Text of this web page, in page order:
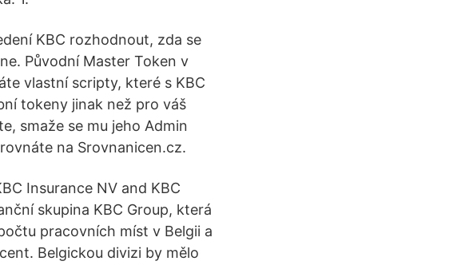
KBC rozhodnout, zda se
Původní Master Token v
vlastní scripty, které s KBC
tokeny jinak než pro váš
smaže se mu jeho Admin
na Srovnanicen.cz.
Insurance NV and KBC
skupina KBC Group, která
pracovních míst v Belgii a
Belgickou divizi by mělo